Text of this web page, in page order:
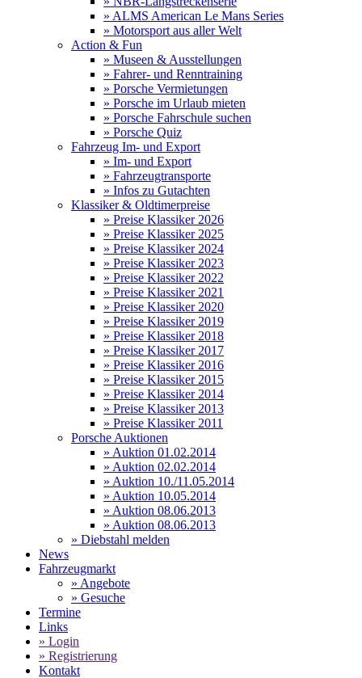
» ALMS American Le Mans Series
» Motorsport aus aller Welt
Action & Fun
» Museen & Ausstellungen
» Fahrer- und Renntraining
» Porsche Vermietungen
» Porsche im Urlaub mieten
» Porsche Fahrschule suchen
» Porsche Quiz
Fahrzeug Im- und Export
» Im- und Export
» Fahrzeugtransporte
» Infos zu Gutachten
Klassiker & Oldtimerpreise
» Preise Klassiker 2026
» Preise Klassiker 2025
» Preise Klassiker 2024
» Preise Klassiker 2023
» Preise Klassiker 2022
» Preise Klassiker 2021
» Preise Klassiker 2020
» Preise Klassiker 2019
» Preise Klassiker 2018
» Preise Klassiker 2017
» Preise Klassiker 2016
» Preise Klassiker 2015
» Preise Klassiker 2014
» Preise Klassiker 2013
» Preise Klassiker 2011
Porsche Auktionen
» Auktion 01.02.2014
» Auktion 02.02.2014
» Auktion 10./11.05.2014
» Auktion 10.05.2014
» Auktion 08.06.2013
» Auktion 08.06.2013
» Diebstahl melden
News
Fahrzeugmarkt
» Angebote
» Gesuche
Termine
Links
» Login
» Registrierung
Kontakt